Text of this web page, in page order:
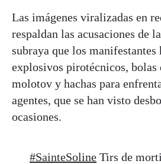
Las imágenes viralizadas en
respaldan las acusaciones de
subraya que los
explosivos pirotécnicos, bolas
molotov y hachas para
agentes, que se han visto
ocasiones.
#SainteSoline Tirs de